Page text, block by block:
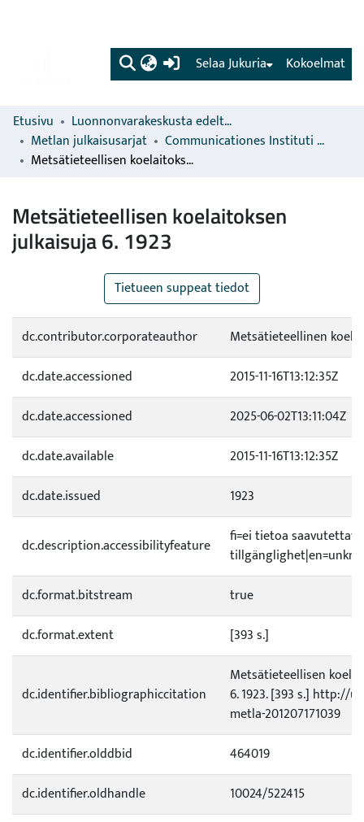
(current) Kokoelmat
Selaa Jukuria
Etusivu
Luonnonvarakeskusta edeltävien organisaatioiden sarjat
Metlan julkaisusarjat
Communicationes Instituti Forestalis Fenniae
Metsätieteellisen koelaitoksen julkaisuja 6. 1923
Metsätieteellisen koelaitoksen
julkaisuja 6. 1923
Tietueen suppeat tiedot
dc.contributor.corporateauthor
Metsätieteellinen
dc.date.accessioned
2015-11-16T13:12:35Z
dc.date.accessioned
2025-06-02T13:11:04Z
dc.date.available
2015-11-16T13:12:35Z
dc.date.issued
1923
dc.description.accessibilityfeature
fi=ei tietoa
dc.format.bitstream
true
dc.format.extent
[393 s.]
dc.identifier.bibliographiccitation
Metsätieteellisen
6. 1923. [393 s.] http://
metla-201207171039
dc.identifier.olddbid
464019
dc.identifier.oldhandle
10024/522415